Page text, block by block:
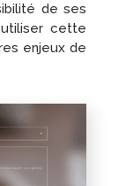
de ses
cette
enjeux de